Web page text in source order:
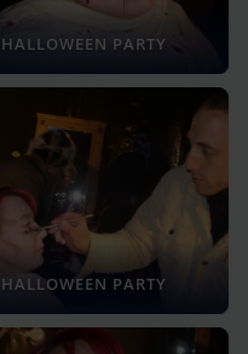
HALLOWEEN PARTY
HALLOWEEN PARTY